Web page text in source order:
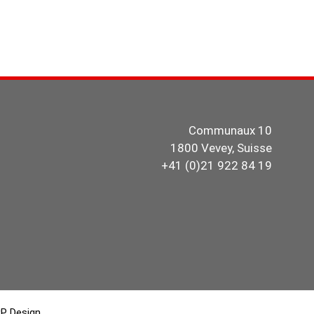
Communaux 10
1800 Vevey, Suisse
+41 (0)21 922 84 19